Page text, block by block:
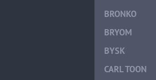
BRONKO
BRYOM
BYSK
CARL TOON